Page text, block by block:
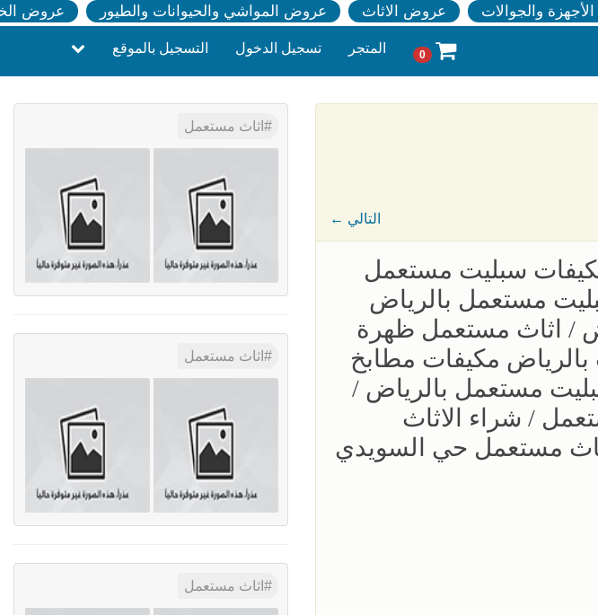
والجوالات عروض الاثاث عروض المواشي والحيوانات والطيور عروض
0 المتجر تسجيل الدخول التسجيل بالموقع
← التالي
سبليت مستعمل
مستعمل بالرياض
/ اثاث مستعمل ظهرة
مكيفات مطابخ
مستعمل بالرياض /
/ شراء الاثاث
مستعمل حي السويدي
اثاث مستعمل
اثاث مستعمل
اثاث مستعمل